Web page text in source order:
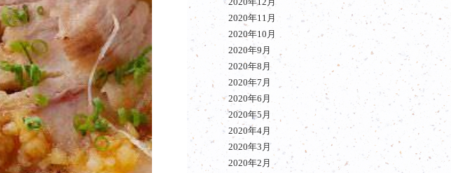
2020年11月
2020年10月
2020年9月
2020年8月
2020年7月
2020年6月
2020年5月
2020年4月
2020年3月
2020年2月